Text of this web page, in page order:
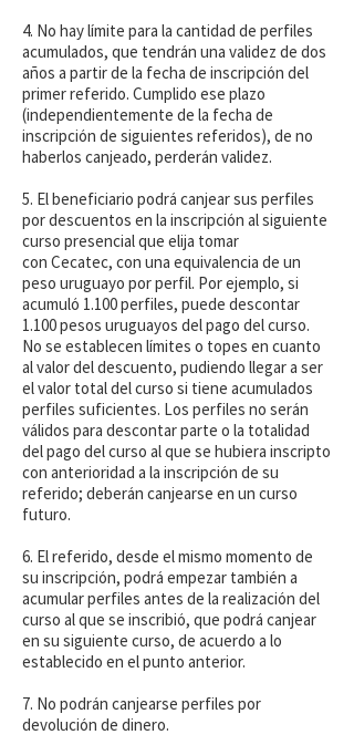
4. No hay límite para la cantidad de perfiles
acumulados, que tendrán una validez de dos
años a partir de la fecha de inscripción del
primer referido. Cumplido ese plazo
(independientemente de la fecha de
inscripción de siguientes referidos), de no
haberlos canjeado, perderán validez.
5. El beneficiario podrá canjear sus perfiles
por descuentos en la inscripción al siguiente
curso presencial que elija tomar
con Cecatec, con una equivalencia de un
peso uruguayo por perfil. Por ejemplo, si
acumuló 1.100 perfiles, puede descontar
1.100 pesos uruguayos del pago del curso.
No se establecen límites o topes en cuanto
al valor del descuento, pudiendo llegar a ser
el valor total del curso si tiene acumulados
perfiles suficientes. Los perfiles no serán
válidos para descontar parte o la totalidad
del pago del curso al que se hubiera inscripto
con anterioridad a la inscripción de su
referido; deberán canjearse en un curso
futuro.
6. El referido, desde el mismo momento de
su inscripción, podrá empezar también a
acumular perfiles antes de la realización del
curso al que se inscribió, que podrá canjear
en su siguiente curso, de acuerdo a lo
establecido en el punto anterior.
7. No podrán canjearse perfiles por
devolución de dinero.